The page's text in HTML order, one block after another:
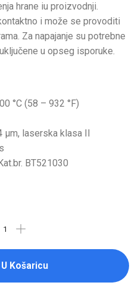
hrane iu proizvodnji.
i može se provoditi
Za napajanje su potrebne
u opseg isporuke.
°C (58 – 932 °F)
µm, laserska klasa II
BT521030
U Košaricu